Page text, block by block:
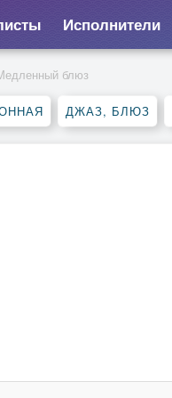
Исполнители
блюз
ДЖАЗ, БЛЮЗ